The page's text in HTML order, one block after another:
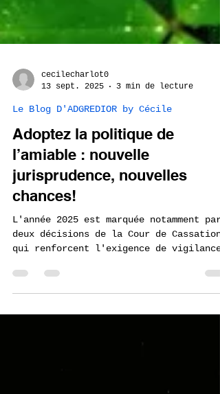
cecilecharlot0
Le Blog D'ADGREDIOR by Cécile
Adoptez la politique de
l’amiable : nouvelle
chances!
L'année 2025 est marquée notamment par
deux décisions de la Cour de Cassation
des employeurs face...